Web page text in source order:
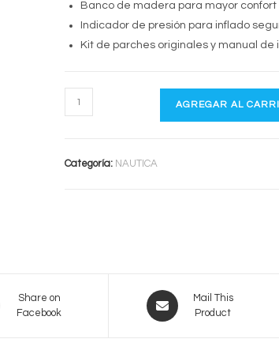
Banco de madera para mayor confort
Indicador de presión para inflado
Kit de parches originales y manual de
DELUXE
AGREGAR AL
Categoría: NAUTICA
Share on
Facebook
Opens
in
Mail This
Product